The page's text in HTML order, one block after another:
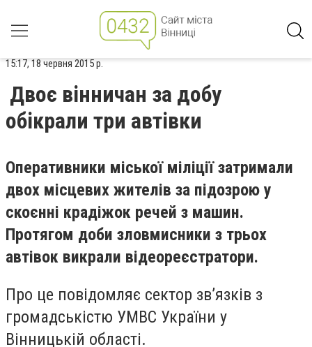
15:17, 18 червня 2015 р.
Двоє вінничан за добу
обікрали три автівки
Оперативники міської міліції затримали
двох місцевих жителів за підозрою у
скоєнні крадіжок речей з машин.
Протягом доби зловмисники з трьох
автівок викрали відеореєстратори.
Про це повідомляє сектор зв’язків з
громадськістю УМВС України у
Вінницькій області.